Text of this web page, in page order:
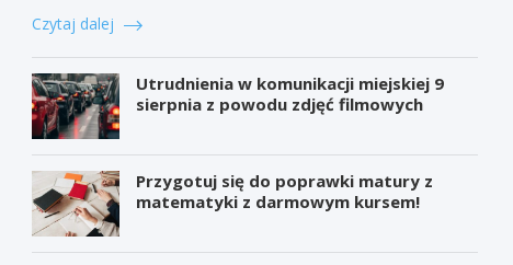
Czytaj dalej
Utrudnienia w komunikacji miejskiej 9
sierpnia z powodu zdjęć filmowych
Przygotuj się do poprawki matury z
matematyki z darmowym kursem!